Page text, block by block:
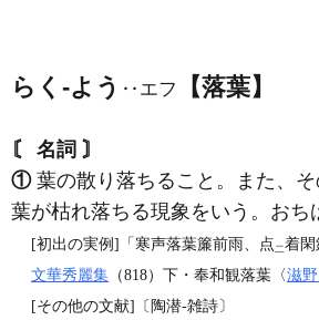
らく‐よう ‥エフ 【落葉】
〘 名詞 〙
①葉の散り落ちること。また、そ
葉が枯れ落ちる現象をいう。おち
[初出の実例]「寒声落葉簾前雨、点二着閑
文華秀麗集 （818）下・奉和観落葉〈滋
[その他の文献]〔陶潜‐雑詩〕